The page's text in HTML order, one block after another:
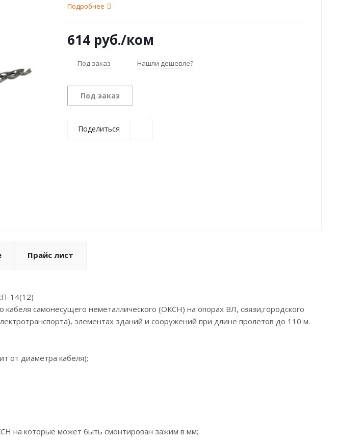
Подробнее
614 руб./ком
Под заказ Нашли дешевле?
Под заказ
Поделиться
Прайс лист
14(12)
кабеля самонесущего неметаллического (ОКСН) на опорах ВЛ, связи,городского
элементах зданий и сооружений при длине пролетов до 110 м.
от диаметра кабеля);
на которые может быть смонтирован зажим в мм;